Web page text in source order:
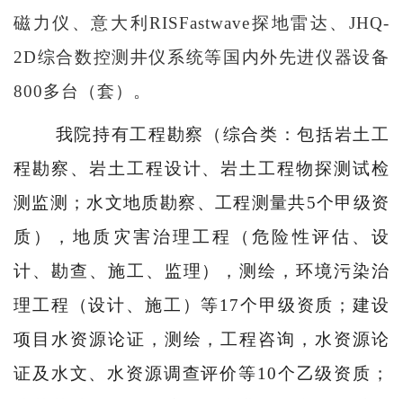
磁力仪、意大利RISFastwave探地雷达、JHQ-
2D综合数控测井仪系统等国内外先进仪器设备
800多台（套）。
我院持有工程勘察（综合类：包括岩土工
程勘察、岩土工程设计、岩土工程物探测试检
测监测；水文地质勘察、工程测量共5个甲级资
质），地质灾害治理工程（危险性评估、设
计、勘查、施工、监理），测绘，环境污染治
理工程（设计、施工）等17个甲级资质；建设
项目水资源论证，测绘，工程咨询，水资源论
证及水文、水资源调查评价等10个乙级资质；